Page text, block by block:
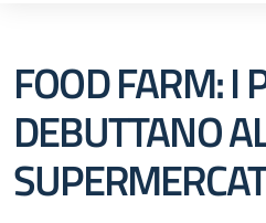
FOOD FARM: I
DEBUTTANO